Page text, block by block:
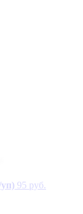
95 руб.